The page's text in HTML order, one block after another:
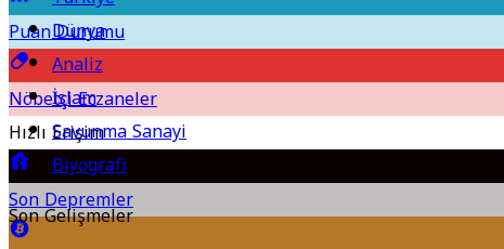
Puan Durumu
Nöbetçi Eczaneler
Hızlı Erişim
Son Depremler
Dünya
Analiz
İslam
Savunma Sanayi
Biyografi
Son Gelişmeler